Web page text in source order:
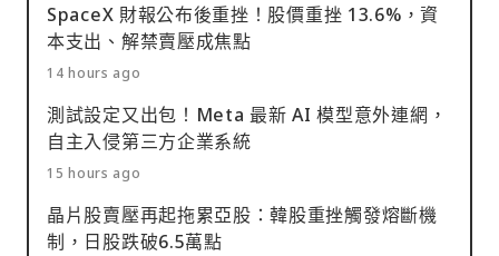
SpaceX 財報公布後重挫！股價重挫 13.6%，資
本支出、解禁賣壓成焦點
14 hours ago
測試設定又出包！Meta 最新 AI 模型意外連網，
自主入侵第三方企業系統
15 hours ago
晶片股賣壓再起拖累亞股：韓股重挫觸發熔斷機
制，日股跌破6.5萬點